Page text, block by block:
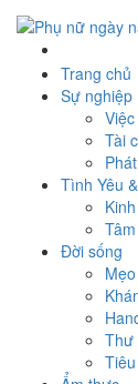
Trang chủ
Sự nghiệp
Tài
Tình Yêu
Đời sống
Thư